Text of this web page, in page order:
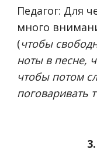
Педагог: Для
много
(чтобы
ноты в песне,
чтобы потом
поговаривать